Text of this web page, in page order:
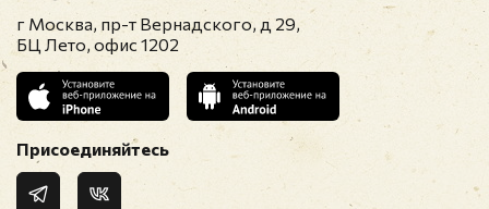
г Москва, пр-т Вернадского, д 29,
БЦ Лето, офис 1202
Присоединяйтесь